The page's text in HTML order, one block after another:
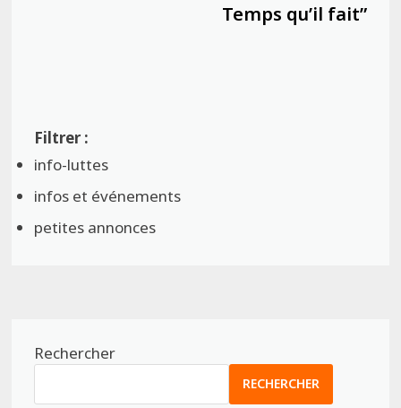
Temps qu’il fait”
info-luttes
infos et événements
petites annonces
Rechercher
RECHERCHER